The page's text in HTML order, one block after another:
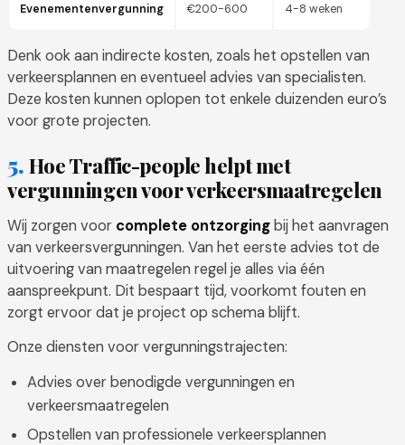
Evenementenvergunning €200-600 4-8 weken
Denk ook aan indirecte kosten, zoals het opstellen van
verkeersplannen en eventueel advies van specialisten.
Deze kosten kunnen oplopen tot enkele duizenden euro’s
voor grote projecten.
Hoe Traffic-people helpt met
vergunningen voor verkeersmaatregelen
Wij zorgen voor complete ontzorging bij het aanvragen
van verkeersvergunningen. Van het eerste advies tot de
uitvoering van maatregelen regel je alles via één
aanspreekpunt. Dit bespaart tijd, voorkomt fouten en
zorgt ervoor dat je project op schema blijft.
Onze diensten voor vergunningstrajecten:
Advies over benodigde vergunningen en
verkeersmaatregelen
Opstellen van professionele verkeersplannen